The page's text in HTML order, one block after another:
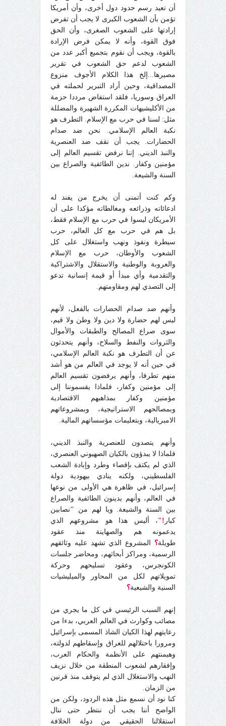
أن تعيد رسم حدود دول أخرى، وأن أمريكا
تؤمن بأن الشعوب الكبرى لا يجب أن تفرض
إرادتها على الشعوب الصغرى، وأن الحق
فوق القوة، وأنه لا يمكن فرض الإرادة
بالقوة، ويجب أن نقوم بتجميع أكبر عدد من
الشعوب لدعم حق الشعوب في تقرير
مصيرها...إلخ هذا الكلام الأجوف منزوع
المصداقية، وحين أراد التبرير لحملته في
العراق وسوريا، فلقد استفاض مرددا حزمة
من الأكليشيهات المكررة الشهيرة والمضللة
مثل: لسنا في حرب مع الإسلام. التطرف هو
نكبة العالم الإسلامي. نحن ضد صدام
الحضارات. يجب أن نقف ضد العنصرية
والنبذ الديني. إننا نرفض تقسيم العالم إلى
مؤمنين وكفار. ندين الطائفية والصراع بين
السنة والشيعة.
وكم كنت أتمنى أن يخرج من يفند له
ادعائاته وذرائعه ومغالطاته مؤكدا على أن
الأمريكان ليسوا في حرب مع الإسلام فقط،
بل هم في حرب مع كل العالم، حرب
سيطرة ونفوذ ونهب واستغلال على كل
الشعوب والأوطان، حرب مع الإسلام
والعروبة والوطنية والاستقلال والاشتراكية
والتقدمية وأي مبدأ أو قيمة إنسانية تدعو
إلى التصدي لهم ومقاومتهم.
وأنهم ضد صدام الحضارات بالفعل، لأنهم
ليس لهم حضارة ولا دين ولا وطن ولا قيم،
سوى صراع المصالح والطبقات والأموال
والثروات والنفط والسلاح، وأنهم يتحدثون
عن أن التطرف هو نكبة العالم الإسلامي،
في حين أنه لا يوجد في العالم من هو أشد
منهم تطرفا، وأنهم يرفضون تقسيم العالم
إلى مؤمنين وكفار، فلماذا يقسموننا إلى
مؤمنين وكفار بمذاهبهم الاقتصادية
وبمصالحهم الاستراتيجية، وبمشروعاتهم
الامبريالية، وبتعليمات مؤسساتهم المالية.
وأنهم يتصدون للعنصرية والنبذ الديني،
فلماذا لا يبدؤون بالكيان الصهيوني العنصري،
الذي لم يكتف بإقصاء وطرد وإبادة الشعب
الفلسطيني، ولكنه ينادي بيهودية دولة
إسرائيل، في ظاهرة هي الأولى من نوعها
في العالم، وأنهم يدينون الطائفية والصراع
بين السنة والشيعة. ويا لهم من "نصابين
كبار !"، أليس هذا هو مشروعهم الذي
يدعمونه هم والصهاينة منذ عقود
طويلة؟ المشروع الذي تشهد عليه وثائقهم
الرسمية، ومراكز أبحاثهم، ومحاضر جلسات
الكونجرس، وعقود تسليحهم وحركة
تمويلاتهم لكل من المحاور والميليشيات
السنية والشيعية؟
إنهم السبب الرئيسي في كل ما يجري من
مصائب وكوارث في العالم العربي، بدءا من
رعايتهم لهذا الكيان الشاذ المسمى بإسرائيل
ومرورا باحتلالهم للعراق وإسقاطهم لدولته،
وهيمنتهم على الأنظمة والحكام العرب،
وإفقارهم لشعوب المنطقة من خلال نزيف
النهب والاستغلال الذي لم يتوقف منذ قرنين
من الزمان.
كنا نود أن نسمع مثل هذه الردود، ولكن من
الواضح أننا يجب أن ننتظر حتى ننال
استقلالنا الحقيقي من دولة الخلافة